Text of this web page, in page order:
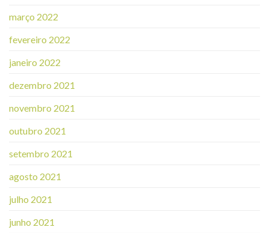
março 2022
fevereiro 2022
janeiro 2022
dezembro 2021
novembro 2021
outubro 2021
setembro 2021
agosto 2021
julho 2021
junho 2021